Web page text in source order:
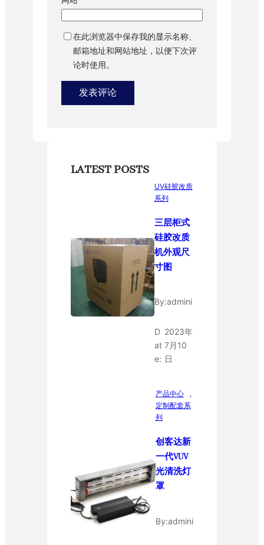
在此浏览器中保存我的显示名称、
邮箱地址和网站地址，以便下次评
论时使用。
LATEST POSTS
UV硅胶改质
系列
三层柜式
硅胶改质
机外观尺
寸图
By:admini
D
at
e:
2023年
7月10
日
产品中心
,
定制配套系
列
创客达新
一代VUV
光清洗灯
罩
By:admini